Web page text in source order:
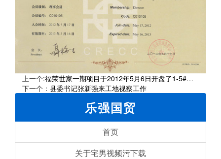
上一个:福荣世家一期项目于2012年5月6日开盘了1-5#楼、7#楼、8#楼，截止到目前销售情况乐观。
下一个： 县委书记张新强来工地视察工作
乐强国贸
首页
关于宅男视频污下载